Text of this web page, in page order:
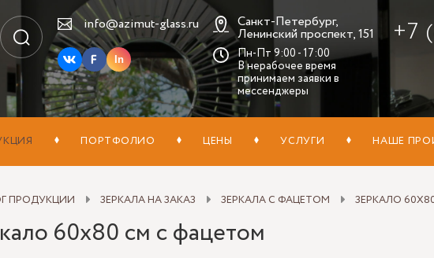
info@azimut-glass.ru
In
Санкт-Петербург,
Ленинский проспект, 151
Пн-Пт 9:00 - 17:00
В нерабочее время
принимаем заявки в
мессенджеры
+7
ПОРТФОЛИО ЦЕНЫ УСЛУГИ НАШЕ
ПРОДУКЦИИ ЗЕРКАЛА НА ЗАКАЗ ЗЕРКАЛА С ФАЦЕТОМ ЗЕРКАЛО
60х80 см с фацетом